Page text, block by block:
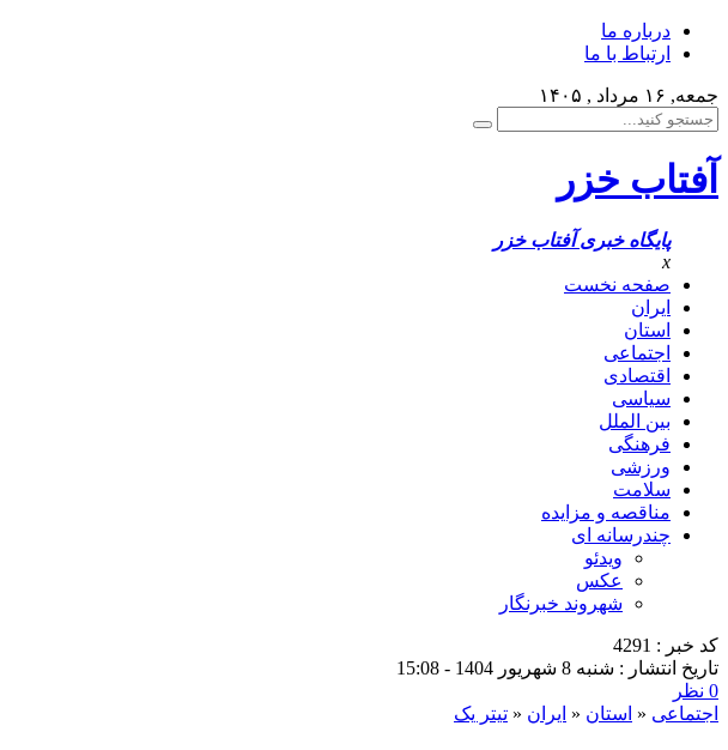
درباره ما
ارتباط با ما
جمعه, ۱۶ مرداد , ۱۴۰۵
آفتاب خزر
پایگاه خبری آفتاب خزر
x
صفحه نخست
ایران
استان
اجتماعی
اقتصادی
سیاسی
بین الملل
فرهنگی
ورزشی
سلامت
مناقصه و مزایده
چندرسانه ای
ویدئو
عکس
شهروند خبرنگار
کد خبر : 4291
تاریخ انتشار : شنبه 8 شهریور 1404 - 15:08
0 نظر
اجتماعی « استان « ایران « تیتر یک